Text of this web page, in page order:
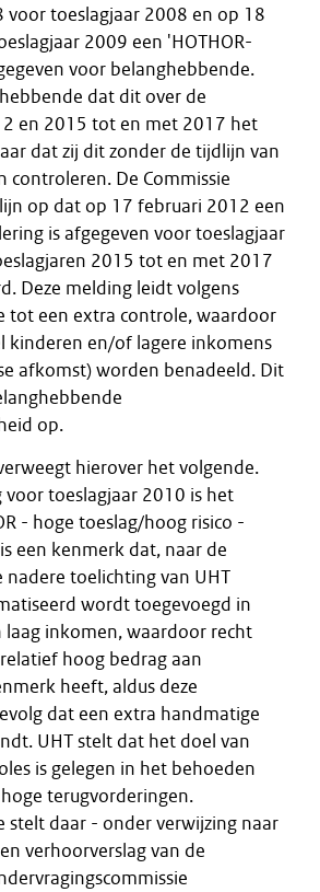
voor toeslagjaar 2008 en op 18
2009 een 'HOTHOR-
voor belanghebbende.
dat dit over de
en 2015 tot en met 2017 het
dat zij dit zonder de tijdlijn van
controleren. De Commissie
op dat op 17 februari 2012 een
is afgegeven voor toeslagjaar
2015 tot en met 2017
Deze melding leidt volgens
tot een extra controle, waardoor
kinderen en/of lagere inkomens
afkomst) worden benadeeld. Dit
op.
hierover het volgende.
voor toeslagjaar 2010 is het
- hoge toeslag/hoog risico -
een kenmerk dat, naar de
nadere toelichting van UHT
wordt toegevoegd in
laag inkomen, waardoor recht
hoog bedrag aan
heeft, aldus deze
dat een extra handmatige
UHT stelt dat het doel van
is gelegen in het behoeden
terugvorderingen.
stelt daar - onder verwijzing naar
verhoorverslag van de